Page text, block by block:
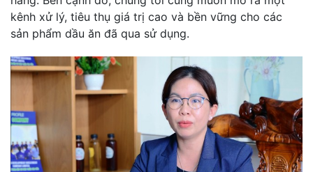
kênh xử lý, tiêu thụ giá trị cao và bền vững cho các
sản phẩm dầu ăn đã qua sử dụng.